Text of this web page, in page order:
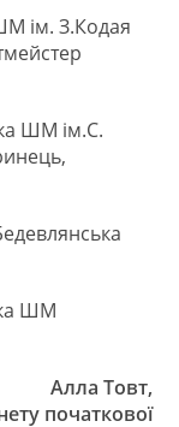
ім. З.Кодая
ШМ ім.С.
ШМ
Алла Товт,
початкової